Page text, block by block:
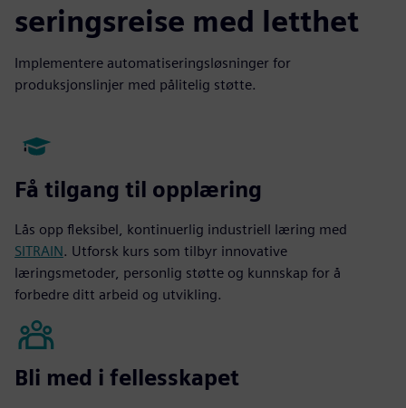
seringsreise med letthet
Implementere automatiseringsløsninger for
produksjonslinjer med pålitelig støtte.
Få tilgang til opplæring
Lås opp fleksibel, kontinuerlig industriell læring med
SITRAIN. Utforsk kurs som tilbyr innovative
læringsmetoder, personlig støtte og kunnskap for å
forbedre ditt arbeid og utvikling.
Bli med i fellesskapet